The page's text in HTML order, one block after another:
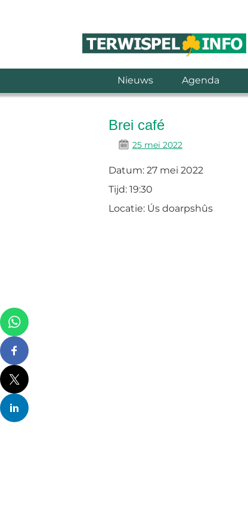
Nieuws Agenda
Brei café
25 mei 2022
Datum: 27 mei 2022
Tijd: 19:30
Locatie: Ús doarpshûs